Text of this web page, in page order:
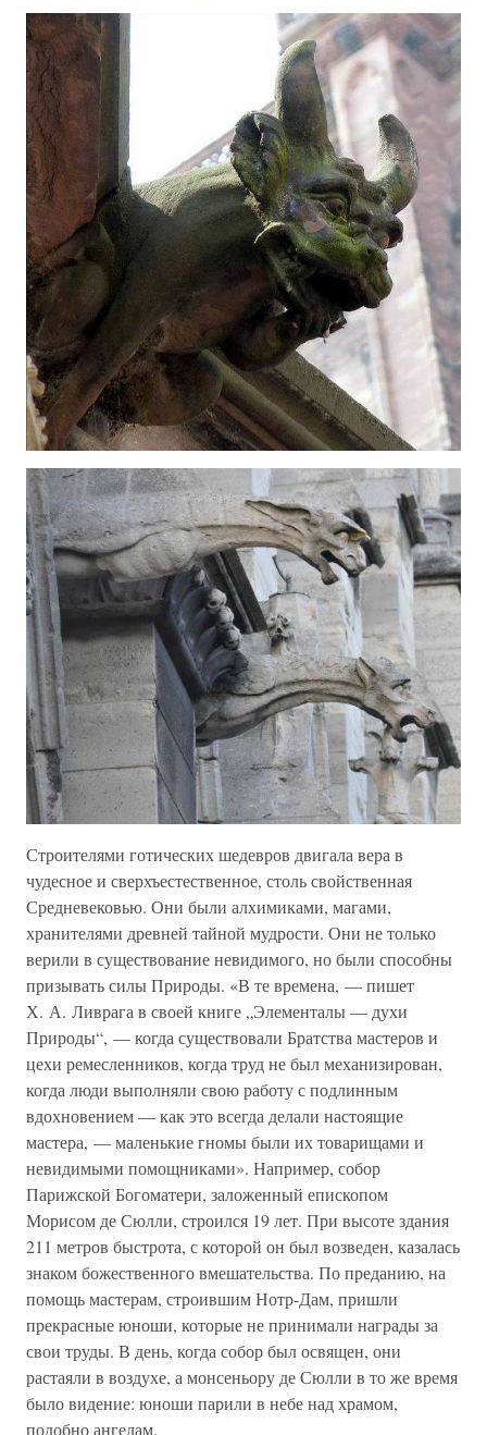
Строителями готических шедевров двигала вера в
чудесное и сверхъестественное, столь свойственная
Средневековью. Они были алхимиками, магами,
хранителями древней тайной мудрости. Они не только
верили в существование невидимого, но были способны
призывать силы Природы. «В те времена, — пишет
Х. А. Ливрага в своей книге „Элементалы — духи
Природы“, — когда существовали Братства мастеров и
цехи ремесленников, когда труд не был механизирован,
когда люди выполняли свою работу с подлинным
вдохновением — как это всегда делали настоящие
мастера, — маленькие гномы были их товарищами и
невидимыми помощниками». Например, собор
Парижской Богоматери, заложенный епископом
Морисом де Сюлли, строился 19 лет. При высоте здания
211 метров быстрота, с которой он был возведен, казалась
знаком божественного вмешательства. По преданию, на
помощь мастерам, строившим Нотр-Дам, пришли
прекрасные юноши, которые не принимали награды за
свои труды. В день, когда собор был освящен, они
растаяли в воздухе, а монсеньору де Сюлли в то же время
было видение: юноши парили в небе над храмом,
подобно ангелам.